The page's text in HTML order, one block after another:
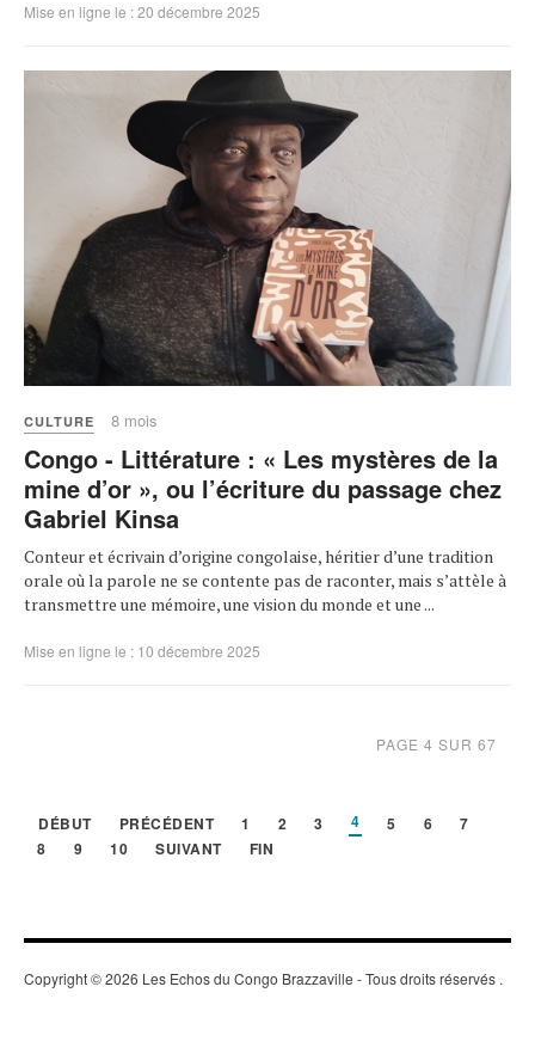
Mise en ligne le : 20 décembre 2025
CULTURE 8 mois
Congo - Littérature : « Les mystères de la
mine d’or », ou l’écriture du passage chez
Gabriel Kinsa
Conteur et écrivain d’origine congolaise, héritier d’une tradition
orale où la parole ne se contente pas de raconter, mais s’attèle à
transmettre une mémoire, une vision du monde et une ...
Mise en ligne le : 10 décembre 2025
PAGE 4 SUR 67
DÉBUT PRÉCÉDENT 1 2 3 4 5 6
7
8
9 10 SUIVANT FIN
Copyright © 2026 Les Echos du Congo Brazzaville - Tous droits réservés .